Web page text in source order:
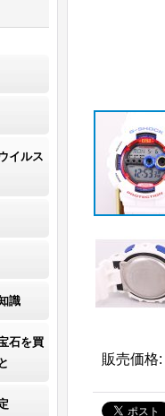
イルス
識
石を買
販売価格: